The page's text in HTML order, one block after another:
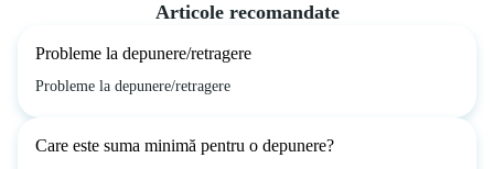
Articole recomandate
Probleme la depunere/retragere
Probleme la depunere/retragere
Care este suma minimă pentru o depunere?